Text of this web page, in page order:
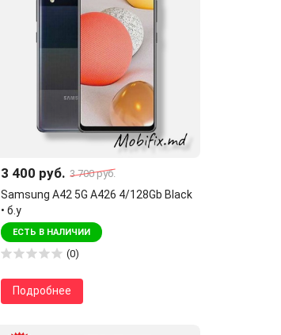
3 400 руб. 3 700 руб.
Samsung A42 5G A426 4/128Gb Black
• б.у
ЕСТЬ В НАЛИЧИИ
(0)
Подробнее